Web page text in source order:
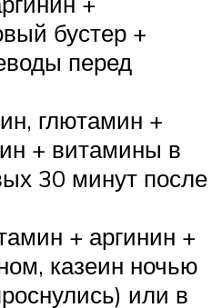
бустер +
перед
глютамин +
+ витамины в
30 минут после
+ аргинин +
казеин ночью
или в